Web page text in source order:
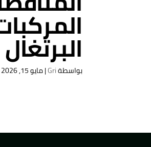
البرتغال
بواسطةGri
|مايو 15, 2026